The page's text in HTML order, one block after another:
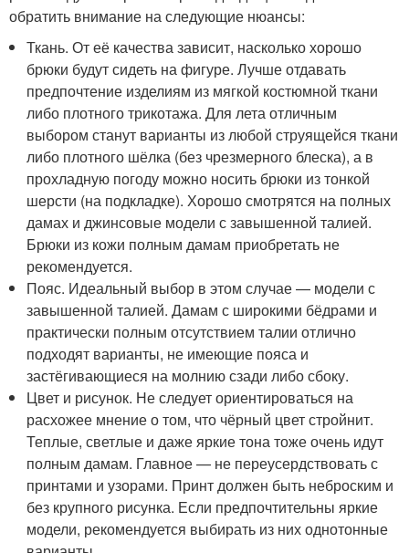
обратить внимание на следующие нюансы:
Ткань. От её качества зависит, насколько хорошо
брюки будут сидеть на фигуре. Лучше отдавать
предпочтение изделиям из мягкой костюмной ткани
либо плотного трикотажа. Для лета отличным
выбором станут варианты из любой струящейся ткани
либо плотного шёлка (без чрезмерного блеска), а в
прохладную погоду можно носить брюки из тонкой
шерсти (на подкладке). Хорошо смотрятся на полных
дамах и джинсовые модели с завышенной талией.
Брюки из кожи полным дамам приобретать не
рекомендуется.
Пояс. Идеальный выбор в этом случае — модели с
завышенной талией. Дамам с широкими бёдрами и
практически полным отсутствием талии отлично
подходят варианты, не имеющие пояса и
застёгивающиеся на молнию сзади либо сбоку.
Цвет и рисунок. Не следует ориентироваться на
расхожее мнение о том, что чёрный цвет стройнит.
Теплые, светлые и даже яркие тона тоже очень идут
полным дамам. Главное — не переусердствовать с
принтами и узорами. Принт должен быть неброским и
без крупного рисунка. Если предпочтительны яркие
модели, рекомендуется выбирать из них однотонные